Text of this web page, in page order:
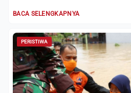
BACA SELENGKAPNYA
PERISTIWA